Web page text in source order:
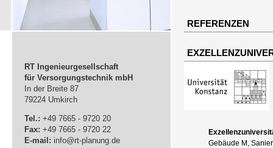
RT Ingenieurgesellschaft
für Versorgungstechnik mbH
In der Breite 87
79224 Umkirch
Tel.: +49 7665 - 9720 20
Fax: +49 7665 - 9720 22
E-mail: info@rt-planung.de
REFERENZEN
Gebäude M,